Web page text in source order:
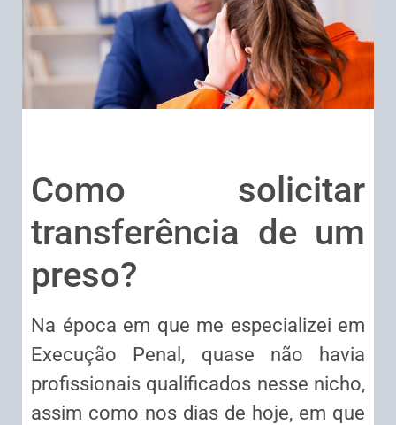
Como solicitar
transferência de um
preso?
Na época em que me especializei em
Execução Penal, quase não havia
profissionais qualificados nesse nicho,
assim como nos dias de hoje, em que